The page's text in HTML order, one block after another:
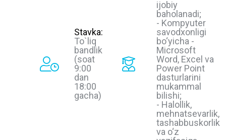
Stavka:
To`liq
bandlik
(soat
9:00
dan
18:00
gacha)
ijobiy
baholanadi;
- Kompyuter
savodxonligi
bo‘yicha -
Microsoft
Word, Excel va
Power Point
dasturlarini
mukammal
bilishi;
- Halollik,
mehnatsevarlik,
tashabbuskorlik
va o‘z